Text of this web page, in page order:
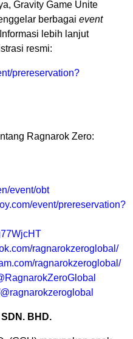
Gravity Game Unite
berbagai event
lebih lanjut
resmi:
prereservation?
Ragnarok Zero:
event/obt
event/prereservation?
ragnarokzeroglobal/
ragnarokzeroglobal/
BHD.